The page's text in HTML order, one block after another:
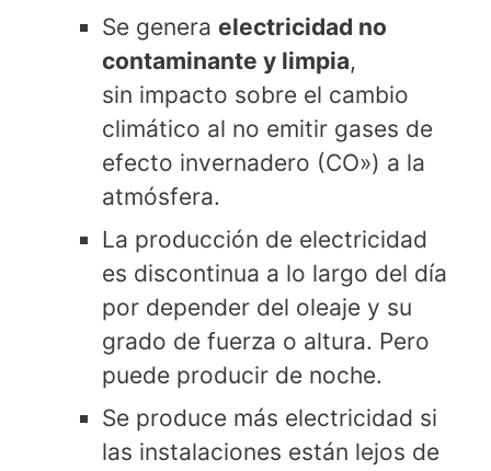
Se genera electricidad no
contaminante y limpia,
sin impacto sobre el cambio
climático al no emitir gases de
efecto invernadero (CO») a la
atmósfera.
La producción de electricidad
es discontinua a lo largo del día
por depender del oleaje y su
grado de fuerza o altura. Pero
puede producir de noche.
Se produce más electricidad si
las instalaciones están lejos de